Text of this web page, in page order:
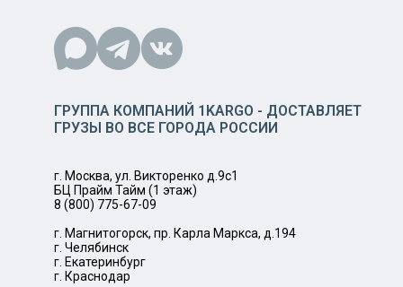
ГРУППА КОМПАНИЙ 1KARGO - ДОСТАВЛЯЕТ
ГРУЗЫ ВО ВСЕ ГОРОДА РОССИИ
г. Москва, ул. Викторенко д.9с1
БЦ Прайм Тайм (1 этаж)
8 (800) 775-67-09
г. Магнитогорск, пр. Карла Маркса, д.194
г. Челябинск
г. Екатеринбург
г. Краснодар